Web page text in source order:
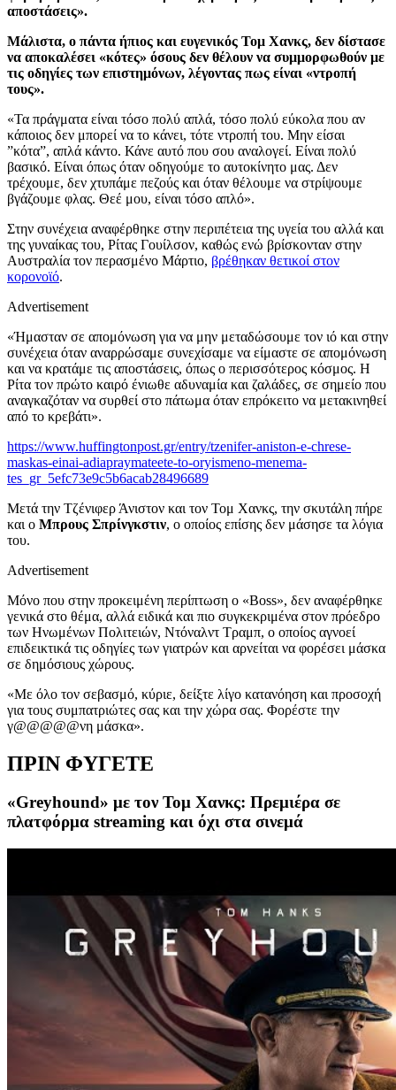
αποστάσεις».
Μάλιστα, ο πάντα ήπιος και ευγενικός Τομ Χανκς, δεν δίστασε
να αποκαλέσει «κότες» όσους δεν θέλουν να συμμορφωθούν με
τις οδηγίες των επιστημόνων, λέγοντας πως είναι «ντροπή
τους».
«Τα πράγματα είναι τόσο πολύ απλά, τόσο πολύ εύκολα που αν
κάποιος δεν μπορεί να το κάνει, τότε ντροπή του. Μην είσαι
”κότα”, απλά κάντο. Κάνε αυτό που σου αναλογεί. Είναι πολύ
βασικό. Είναι όπως όταν οδηγούμε το αυτοκίνητο μας. Δεν
τρέχουμε, δεν χτυπάμε πεζούς και όταν θέλουμε να στρίψουμε
βγάζουμε φλας. Θεέ μου, είναι τόσο απλό».
Στην συνέχεια αναφέρθηκε στην περιπέτεια της υγεία του αλλά και
της γυναίκας του, Ρίτας Γουίλσον, καθώς ενώ βρίσκονταν στην
Αυστραλία τον περασμένο Μάρτιο, βρέθηκαν θετικοί στον
κορονοϊό.
Advertisement
«Ήμασταν σε απομόνωση για να μην μεταδώσουμε τον ιό και στην
συνέχεια όταν αναρρώσαμε συνεχίσαμε να είμαστε σε απομόνωση
και να κρατάμε τις αποστάσεις, όπως ο περισσότερος κόσμος. Η
Ρίτα τον πρώτο καιρό ένιωθε αδυναμία και ζαλάδες, σε σημείο που
αναγκαζόταν να συρθεί στο πάτωμα όταν επρόκειτο να μετακινηθεί
από το κρεβάτι».
https://www.huffingtonpost.gr/entry/tzenifer-aniston-e-chrese-
maskas-einai-adiapraymateete-to-oryismeno-menema-
tes_gr_5efc73e9c5b6acab28496689
Μετά την Τζένιφερ Άνιστον και τον Τομ Χανκς, την σκυτάλη πήρε
και ο Μπρους Σπρίνγκστιν, ο οποίος επίσης δεν μάσησε τα λόγια
του.
Advertisement
Μόνο που στην προκειμένη περίπτωση ο «Boss», δεν αναφέρθηκε
γενικά στο θέμα, αλλά ειδικά και πιο συγκεκριμένα στον πρόεδρο
των Ηνωμένων Πολιτειών, Ντόναλντ Τραμπ, ο οποίος αγνοεί
επιδεικτικά τις οδηγίες των γιατρών και αρνείται να φορέσει μάσκα
σε δημόσιους χώρους.
«Με όλο τον σεβασμό, κύριε, δείξτε λίγο κατανόηση και προσοχή
για τους συμπατριώτες σας και την χώρα σας. Φορέστε την
γ@@@@@νη μάσκα».
ΠΡΙΝ ΦΥΓΕΤΕ
«Greyhound» με τον Τομ Χανκς: Πρεμιέρα σε
πλατφόρμα streaming και όχι στα σινεμά